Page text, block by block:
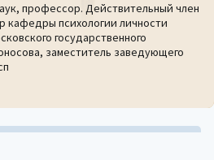
профессор. Действительный член
кафедры психологии личности
государственного
заместитель заведующего